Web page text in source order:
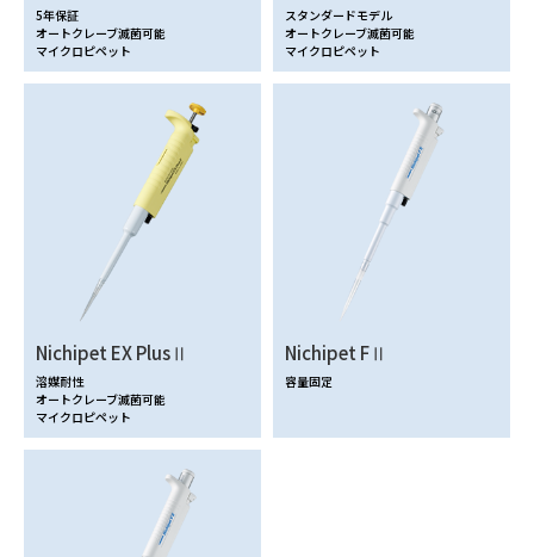
5年保証
オートクレーブ滅菌可能
マイクロピペット
スタンダードモデル
オートクレーブ滅菌可能
マイクロピペット
Nichipet EX PlusⅡ
溶媒耐性
オートクレーブ滅菌可能
マイクロピペット
Nichipet FⅡ
容量固定